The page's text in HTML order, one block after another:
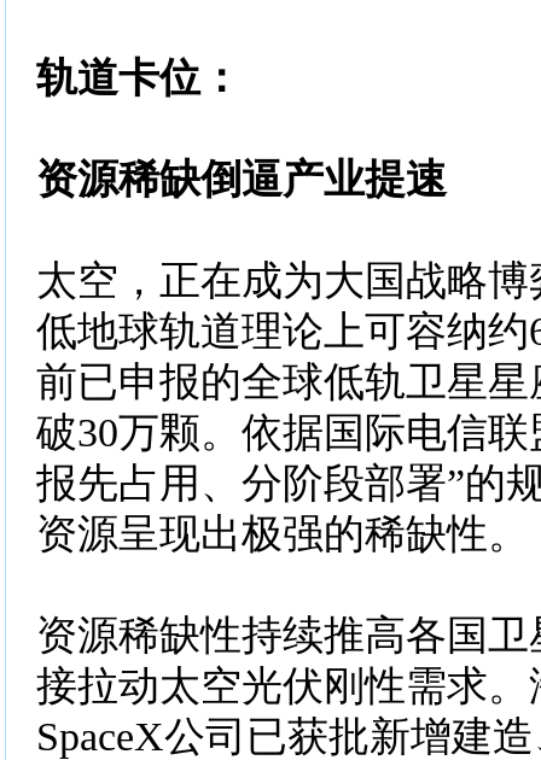
轨道卡位：
资源稀缺倒逼产业提速
太空，正在成为大国战略
低地球轨道理论上可容纳
前已申报的全球低轨卫星
破30万颗。依据国际电信
报先占用、分阶段部署”的
资源呈现出极强的稀缺性。
资源稀缺性持续推高各国
接拉动太空光伏刚性需求
SpaceX公司已获批新增建